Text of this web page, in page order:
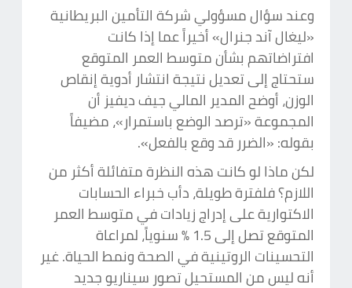
وعند سؤال مسؤولي شركة التأمين البريطانية
«ليغال آند جنرال» أخيراً عما إذا كانت
افتراضاتهم بشأن متوسط العمر المتوقع
ستحتاج إلى تعديل نتيجة انتشار أدوية إنقاص
الوزن، أوضح المدير المالي جيف ديفيز أن
المجموعة «ترصد الوضع باستمرار»، مضيفاً
بقوله: «الضرر قد وقع بالفعل».
لكن ماذا لو كانت هذه النظرة متفائلة أكثر من
اللازم؟ فلفترة طويلة، دأب خبراء الحسابات
الاكتوارية على إدراج زيادات في متوسط العمر
المتوقع تصل إلى 1.5 % سنوياً، لمراعاة
التحسينات الروتينية في الصحة ونمط الحياة. غير
أنه ليس من المستحيل تصور سيناريو جديد